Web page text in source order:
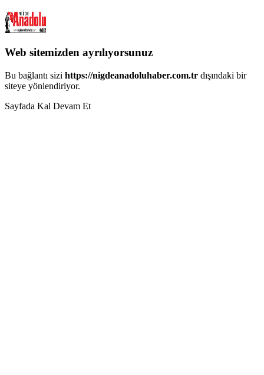
Web sitemizden ayrılıyorsunuz
Bu bağlantı sizi https://nigdeanadoluhaber.com.tr dışındaki bir
siteye yönlendiriyor.
Sayfada Kal Devam Et